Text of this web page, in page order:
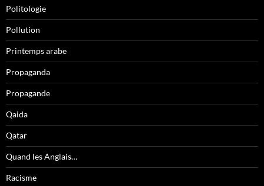
Politologie
Pollution
Printemps arabe
Propaganda
Propagande
Qaida
Qatar
Quand les Anglais…
Racisme